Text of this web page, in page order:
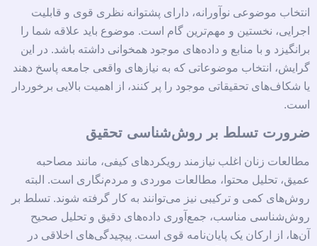
انتخاب موضوعی نوآورانه، دارای پشتوانه نظری قوی و قابلیت
اجرایی، نخستین و مهم‌ترین گام است. موضوع باید علاقه شما را
برانگیزد و با منابع و داده‌های موجود همخوانی داشته باشد. در این
گرایش، انتخاب موضوعاتی که به نیازهای واقعی جامعه پاسخ دهند
یا شکاف‌های تحقیقاتی موجود را پر کنند، از اهمیت بالایی برخوردار
است.
ضرورت تسلط بر روش‌شناسی تحقیق
مطالعات زنان اغلب نیازمند رویکردهای کیفی، مانند مصاحبه
عمیق، تحلیل محتوا، مطالعات موردی و مردم‌نگاری است. البته
روش‌های کمی و ترکیبی نیز می‌توانند به کار گرفته شوند. تسلط بر
روش‌شناسی مناسب، جمع‌آوری داده‌های دقیق و تحلیل صحیح
آن‌ها، از ارکان یک پایان‌نامه قوی است. پیچیدگی‌های اخلاقی در